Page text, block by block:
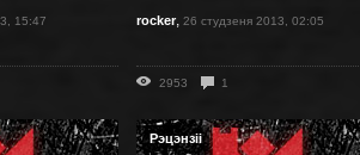
15:47 rocker, 26 студзеня 2013, 02:05
2953 1
Рэцэнзіі